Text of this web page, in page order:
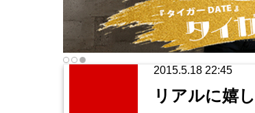
2015.5.18 22:45
リアルに嬉